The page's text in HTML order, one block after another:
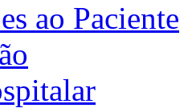
ao Paciente